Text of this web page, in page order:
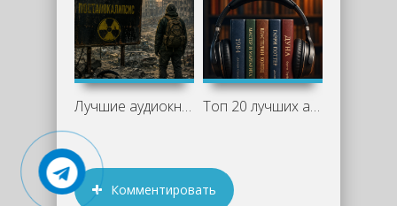
Лучшие аудиокниги постапокалипсис: что Топ 20 лучших аудиокниг всех времён
Комментировать